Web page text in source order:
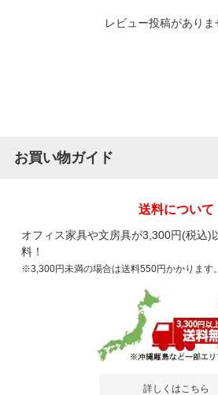
レビュー投稿がありま
お買い物ガイド
送料について
オフィス家具や文房具が3,300円(税込)
料！
※3,300円未満の場合は送料550円かかります。
詳しくはこちら